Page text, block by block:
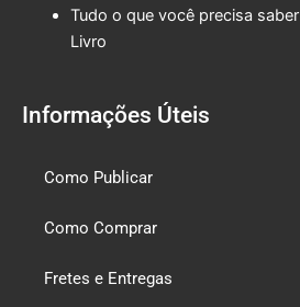
Tudo o que você precisa
Livro
Informações Úteis
Como Publicar
Como Comprar
Fretes e Entregas